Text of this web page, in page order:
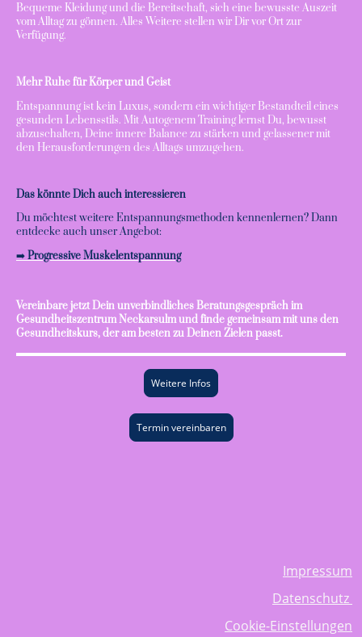
Bequeme Kleidung und die Bereitschaft, sich eine bewusste Auszeit
vom Alltag zu gönnen. Alles Weitere stellen wir Dir vor Ort zur
Verfügung.
Mehr Ruhe für Körper und Geist
Entspannung ist kein Luxus, sondern ein wichtiger Bestandteil eines
gesunden Lebensstils. Mit Autogenem Training lernst Du, bewusst
abzuschalten, Deine innere Balance zu stärken und gelassener mit
den Herausforderungen des Alltags umzugehen.
Das könnte Dich auch interessieren
Du möchtest weitere Entspannungsmethoden kennenlernen? Dann
entdecke auch unser Angebot:
➡️Progressive Muskelentspannung
Vereinbare jetzt Dein unverbindliches Beratungsgespräch im
Gesundheitszentrum Neckarsulm und finde gemeinsam mit uns den
Gesundheitskurs, der am besten zu Deinen Zielen passt.
Weitere Infos
Termin vereinbaren
Impressum
Datenschutz
Cookie-Einstellungen